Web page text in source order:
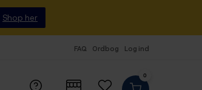
Shop her
FAQ Ordbog Log ind
0